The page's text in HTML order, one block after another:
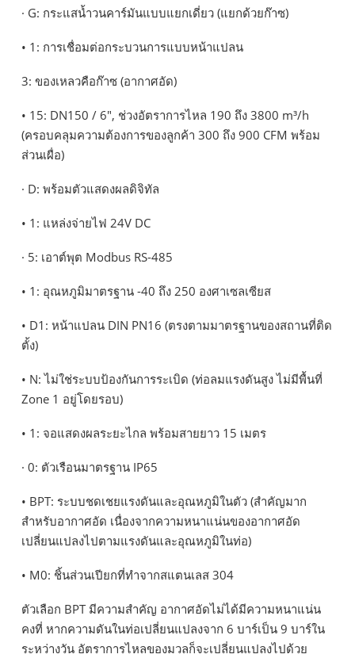
· G: กระแสน้ำวนคาร์มันแบบแยกเดี่ยว (แยกด้วยก๊าซ)
• 1: การเชื่อมต่อกระบวนการแบบหน้าแปลน
3: ของเหลวคือก๊าซ (อากาศอัด)
• 15: DN150 / 6", ช่วงอัตราการไหล 190 ถึง 3800 m³/h
(ครอบคลุมความต้องการของลูกค้า 300 ถึง 900 CFM พร้อม
ส่วนเผื่อ)
· D: พร้อมตัวแสดงผลดิจิทัล
• 1: แหล่งจ่ายไฟ 24V DC
· 5: เอาต์พุต Modbus RS-485
• 1: อุณหภูมิมาตรฐาน -40 ถึง 250 องศาเซลเซียส
• D1: หน้าแปลน DIN PN16 (ตรงตามมาตรฐานของสถานที่ติด
ตั้ง)
• N: ไม่ใช่ระบบป้องกันการระเบิด (ท่อลมแรงดันสูง ไม่มีพื้นที่
Zone 1 อยู่โดยรอบ)
• 1: จอแสดงผลระยะไกล พร้อมสายยาว 15 เมตร
· 0: ตัวเรือนมาตรฐาน IP65
• BPT: ระบบชดเชยแรงดันและอุณหภูมิในตัว (สำคัญมาก
สำหรับอากาศอัด เนื่องจากความหนาแน่นของอากาศอัด
เปลี่ยนแปลงไปตามแรงดันและอุณหภูมิในท่อ)
• M0: ชิ้นส่วนเปียกที่ทำจากสแตนเลส 304
ตัวเลือก BPT มีความสำคัญ อากาศอัดไม่ได้มีความหนาแน่น
คงที่ หากความดันในท่อเปลี่ยนแปลงจาก 6 บาร์เป็น 9 บาร์ใน
ระหว่างวัน อัตราการไหลของมวลก็จะเปลี่ยนแปลงไปด้วย